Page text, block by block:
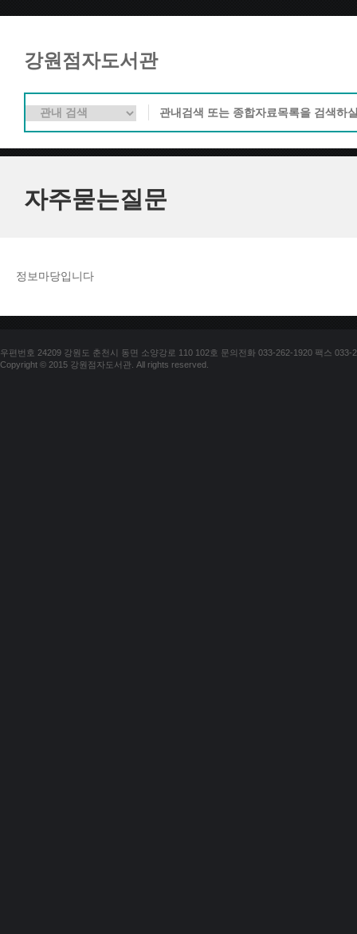
강원점자도서관
자주묻는질문
정보마당입니다
우편번호 24209 강원도 춘천시 동면 소양강로 110 102호 문의전화 033-262-1920 팩스 033-
Copyright © 2015 강원점자도서관. All rights reserved.